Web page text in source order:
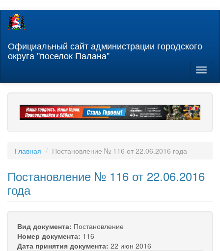
Перейти
содержанию
Официальный сайт администрации городского
округа "поселок Палана"
Главная Постановление № 116 от 22.06.2016 года
Постановление № 116 от 22.06.2016
года
Вид документа: Постановление
Номер документа: 116
Дата принятия документа: 22 июн 2016